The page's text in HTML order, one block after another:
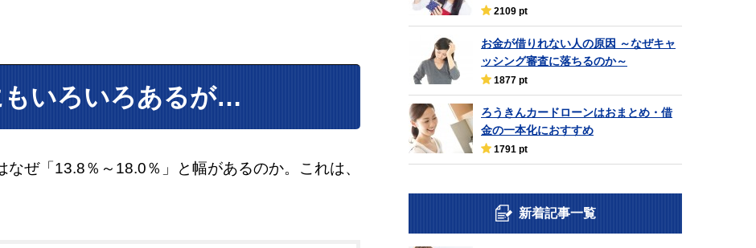
いろいろあるが…
ぜ「13.8％～18.0％」と幅があるのか。これは、
2109 pt
お金が借りれない人の原因 ～なぜキャ
ッシング審査に落ちるのか～
1877 pt
ろうきんカードローンはおまとめ・借
金の一本化におすすめ
1791 pt
新着記事一覧